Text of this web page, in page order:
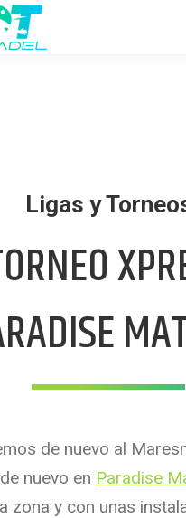
Ligas y
de nuevo al
nuevo en Paradise
zona y con unas